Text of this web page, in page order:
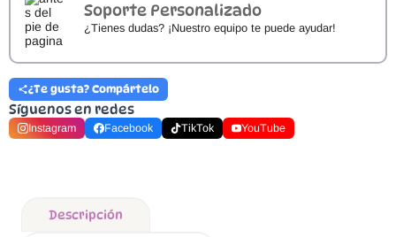
Soporte Personalizado
¿Tienes dudas? ¡Nuestro equipo te puede ayudar!
¿Te gusta? Compártelo
Síguenos en redes
Instagram Facebook TikTok YouTube
Descripción